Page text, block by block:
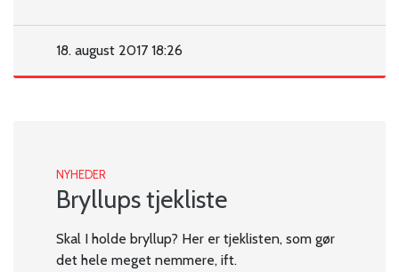
18. august 2017 18:26
NYHEDER
Bryllups tjekliste
Skal I holde bryllup? Her er tjeklisten, som gør
det hele meget nemmere, ift.